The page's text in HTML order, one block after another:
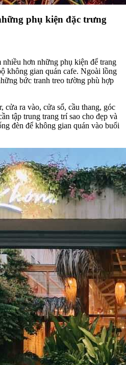
phụ kiện đặc trưng
hơn những phụ kiện để trang
không gian quán cafe. Ngoài lồng
bức tranh treo tường phù hợp
ra vào, cửa sổ, cầu thang, góc
tập trung trang trí sao cho đẹp và
đèn để không gian quán vào buổi